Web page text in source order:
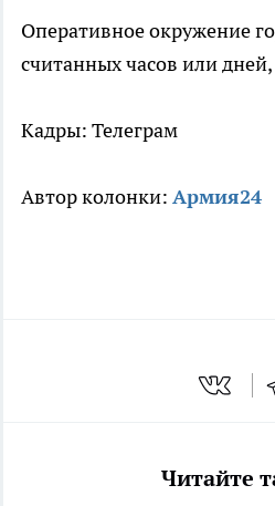
Оперативное окружение
считанных часов или
Кадры: Телеграм
Автор колонки: Армия24
Читайте